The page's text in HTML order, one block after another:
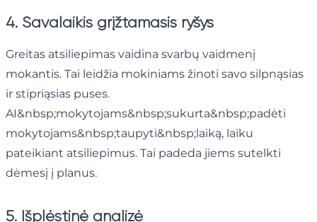
4. Savalaikis grįžtamasis ryšys
Greitas atsiliepimas vaidina svarbų vaidmenį
mokantis. Tai leidžia mokiniams žinoti savo silpnąsias
ir stipriąsias puses.
AI&nbsp;mokytojams&nbsp;sukurta&nbsp;padėti
mokytojams&nbsp;taupyti&nbsp;laiką, laiku
pateikiant atsiliepimus. Tai padeda jiems sutelkti
dėmesį į planus.
5. Išplėstinė analizė